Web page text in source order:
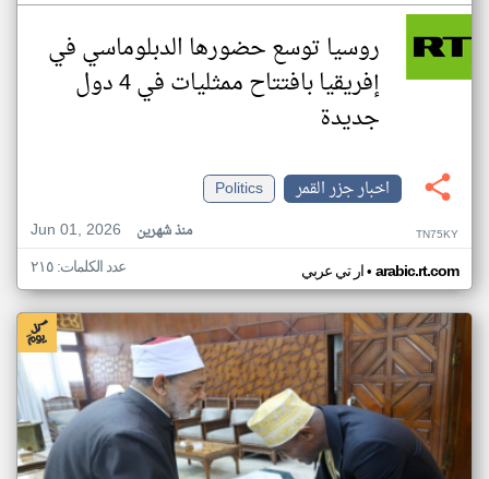
روسيا توسع حضورها الدبلوماسي في
إفريقيا بافتتاح ممثليات في 4 دول
جديدة
اخبار جزر القمر
Politics
Jun 01, 2026
منذ شهرين TN75KY
ار تي عربي• arabic.rt.com عدد الكلمات: ٢١٥